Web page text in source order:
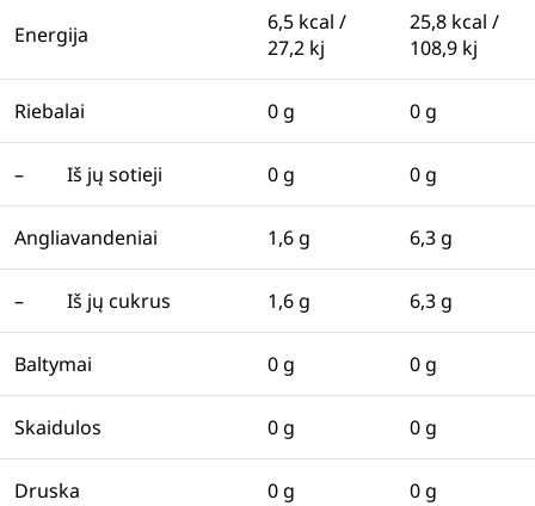
Energija
6,5 kcal /
27,2 kj
25,8 kcal /
108,9 kj
Riebalai 0 g 0 g
– Iš jų sotieji 0 g 0 g
Angliavandeniai 1,6 g 6,3 g
– Iš jų cukrus 1,6 g 6,3 g
Baltymai 0 g 0 g
Skaidulos 0 g 0 g
Druska 0 g 0 g